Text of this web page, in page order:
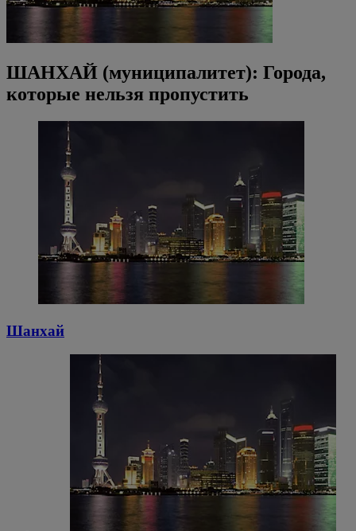
ШАНХАЙ (муниципалитет): Города,
которые нельзя пропустить
Шанхай